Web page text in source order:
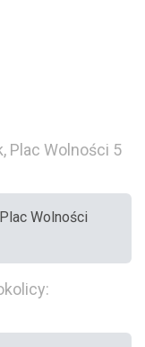
Plac Wolności 5
Wolności